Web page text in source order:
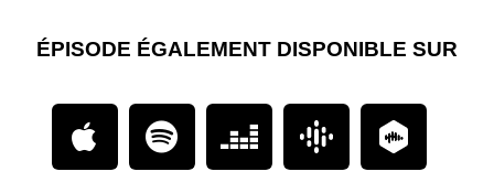
ÉPISODE ÉGALEMENT DISPONIBLE SUR